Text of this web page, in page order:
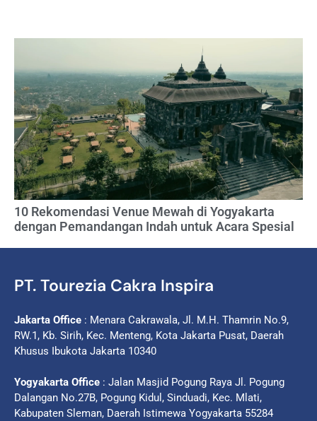
10 Rekomendasi Venue Mewah di Yogyakarta
dengan Pemandangan Indah untuk Acara Spesial
PT. Tourezia Cakra Inspira
Jakarta Office : Menara Cakrawala, Jl. M.H. Thamrin No.9,
RW.1, Kb. Sirih, Kec. Menteng, Kota Jakarta Pusat, Daerah
Khusus Ibukota Jakarta 10340
Yogyakarta Office : Jalan Masjid Pogung Raya Jl. Pogung
Dalangan No.27B, Pogung Kidul, Sinduadi, Kec. Mlati,
Kabupaten Sleman, Daerah Istimewa Yogyakarta 55284